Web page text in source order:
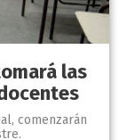
las
comenzarán